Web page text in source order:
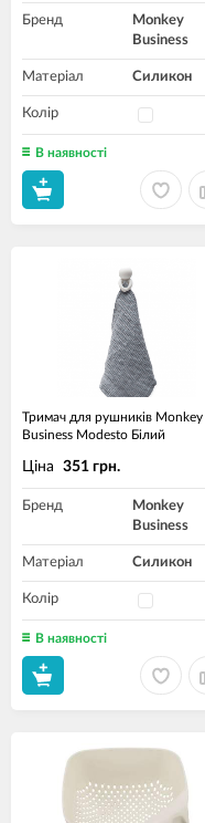
Бренд
Monkey
Business
Матеріал Силикон
Колір
В наявності
Тримач для рушників Monkey
Business Modesto Білий
Ціна 351 грн.
Бренд
Monkey
Business
Матеріал Силикон
Колір
В наявності